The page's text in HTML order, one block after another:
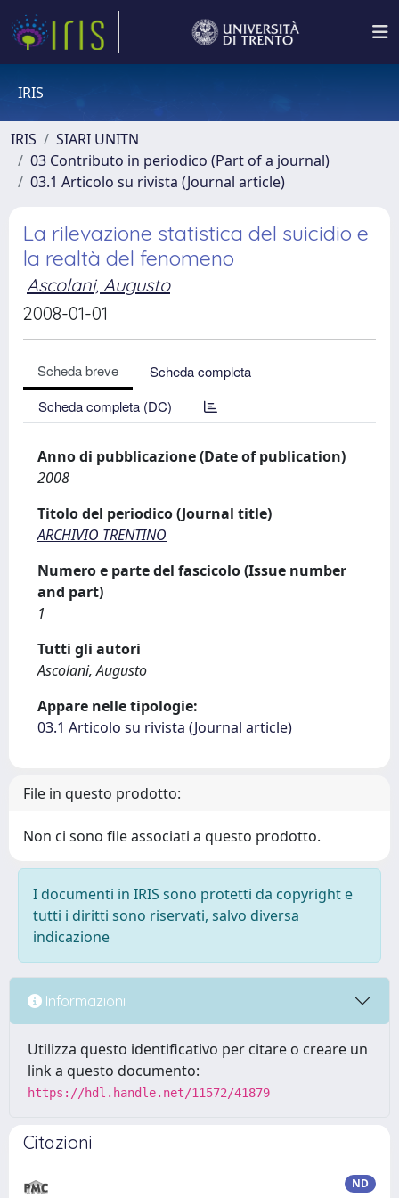
IRIS
IRIS
SIARI UNITN
03 Contributo in periodico (Part of a journal)
03.1 Articolo su rivista (Journal article)
La rilevazione statistica del suicidio e
la realtà del fenomeno
Ascolani, Augusto
2008-01-01
Scheda breve
Scheda completa
Scheda completa (DC)
Anno di pubblicazione (Date of publication)
2008
Titolo del periodico (Journal title)
ARCHIVIO TRENTINO
Numero e parte del fascicolo (Issue number
and part)
1
Tutti gli autori
Ascolani, Augusto
Appare nelle tipologie:
03.1 Articolo su rivista (Journal article)
File in questo prodotto:
Non ci sono file associati a questo prodotto.
I documenti in IRIS sono protetti da copyright e
tutti i diritti sono riservati, salvo diversa
indicazione
Informazioni
Utilizza questo identificativo per citare o creare un
link a questo documento:
https://hdl.handle.net/11572/41879
Citazioni
ND